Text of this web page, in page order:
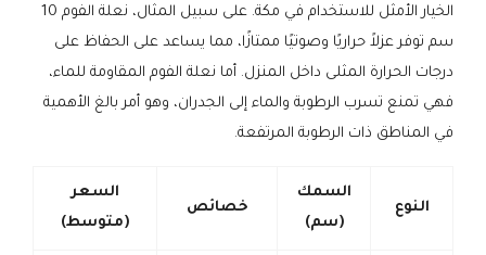
الخيار الأمثل للاستخدام في مكة. على سبيل المثال، نعلة الفوم 10
سم توفر عزلاً حراريًا وصوتيًا ممتازًا، مما يساعد على الحفاظ على
درجات الحرارة المثلى داخل المنزل. أما نعلة الفوم المقاومة للماء،
فهي تمنع تسرب الرطوبة والماء إلى الجدران، وهو أمر بالغ الأهمية
في المناطق ذات الرطوبة المرتفعة.
النوع
السمك
(سم)
خصائص
السعر
(متوسط)